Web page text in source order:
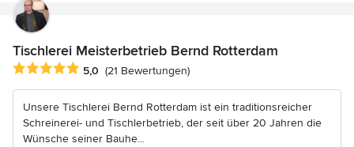
Tischlerei Meisterbetrieb Bernd Rotterdam
Durchschnittliche Bewertung: 5 von 5 Sternen
5,0 (21 Bewertungen)
Unsere Tischlerei Bernd Rotterdam ist ein traditionsreicher
Schreinerei- und Tischlerbetrieb, der seit über 20 Jahren die
Wünsche seiner Bauhe...